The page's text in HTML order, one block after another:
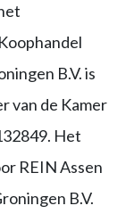
B.V. is
van de Kamer
Het
REIN Assen
B.V.